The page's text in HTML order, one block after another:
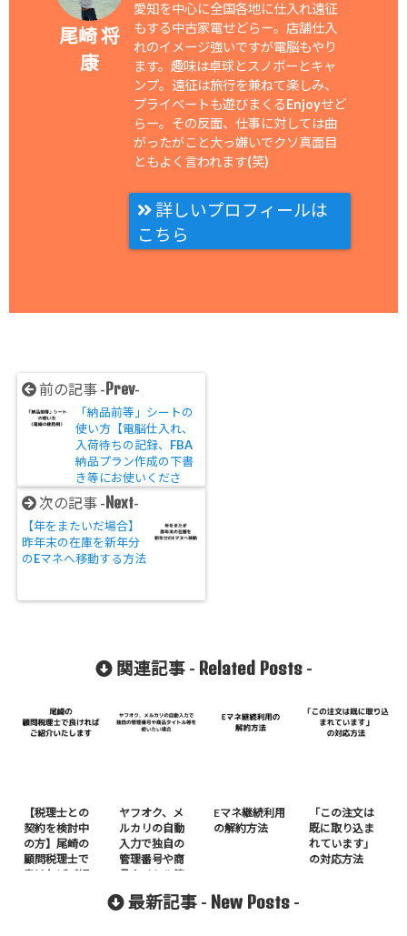
尾崎 将
康
愛知を中心に全国各地に仕入れ遠征
もする中古家電せどらー。店舗仕入
れのイメージ強いですが電脳もやり
ます。趣味は卓球とスノボーとキャ
ンプ。遠征は旅行を兼ねて楽しみ、
プライベートも遊びまくるEnjoyせど
らー。その反面、仕事に対しては曲
がったがこと大っ嫌いでクソ真面目
ともよく言われます(笑)
詳しいプロフィールは
こちら
前の記事 -Prev-
「納品前等」シートの
使い方【電脳仕入れ、
入荷待ちの記録、FBA
納品プラン作成の下書
き等にお使いくださ
い。】
次の記事 -Next-
【年をまたいだ場合】
昨年末の在庫を新年分
のEマネへ移動する方法
関連記事 - Related Posts-
【税理士との
契約を検討中
の方】尾崎の
顧問税理士で
良ければご紹
ヤフオク、メ
ルカリの自動
入力で独自の
管理番号や商
品タイトル等
合
Eマネ継続利用
の解約方法
「この注文は
既に取り込ま
れています」
の対応方法
最新記事 - New Posts -